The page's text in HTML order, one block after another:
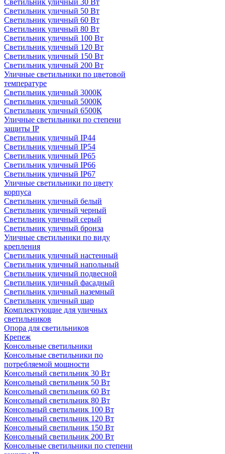
Светильник уличный 30 Вт
Светильник уличный 50 Вт
Светильник уличный 60 Вт
Светильник уличный 80 Вт
Светильник уличный 100 Вт
Светильник уличный 120 Вт
Светильник уличный 150 Вт
Светильник уличный 200 Вт
Уличные светильники по цветовой
температуре
Cветильник уличный 3000К
Cветильник уличный 5000К
Cветильник уличный 6500К
Уличные светильники по степени
защиты IP
Светильник уличный IP44
Светильник уличный IP54
Светильник уличный IP65
Светильник уличный IP66
Светильник уличный IP67
Уличные светильники по цвету
корпуса
Светильник уличный белый
Светильник уличный черный
Светильник уличный серый
Светильник уличный бронза
Уличные светильники по виду
крепления
Светильник уличный настенный
Светильник уличный напольный
Светильник уличный подвесной
Светильник уличный фасадный
Светильник уличный наземный
Cветильник уличный шар
Комплектующие для уличных
светильников
Опора для светильников
Крепеж
Консольные светильники
Консольные светильники по
потребляемой мощности
Консольный светильник 30 Вт
Консольный светильник 50 Вт
Консольный светильник 60 Вт
Консольный светильник 80 Вт
Консольный светильник 100 Вт
Консольный светильник 120 Вт
Консольный светильник 150 Вт
Консольный светильник 200 Вт
Консольные светильники по степени